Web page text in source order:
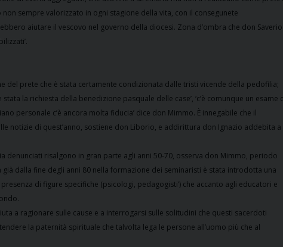
non sempre valorizzato in ogni stagione della vita, con il consegunete
aiutare il vescovo nel governo della diocesi. Zona d’ombra che don Saverio
del prete che è stata certamente condizionata dalle tristi vicende della pedofilia;
la richiesta della benedizione pasquale delle case’, ‘c’è comunque un esame
personale c’è ancora molta fiducia’ dice don Mimmo. È innegabile che il
notizie di quest’anno, sostiene don Liborio, e addirittura don Ignazio addebita a
denunciati risalgono in gran parte agli anni 50-70, osserva don Mimmo, periodo
dalla fine degli anni 80 nella formazione dei seminaristi è stata introdotta una
di figure specifiche (psicologi, pedagogisti’) che accanto agli educatori e
a ragionare sulle cause e a interrogarsi sulle solitudini che questi sacerdoti
la paternità spirituale che talvolta lega le persone all’uomo più che al